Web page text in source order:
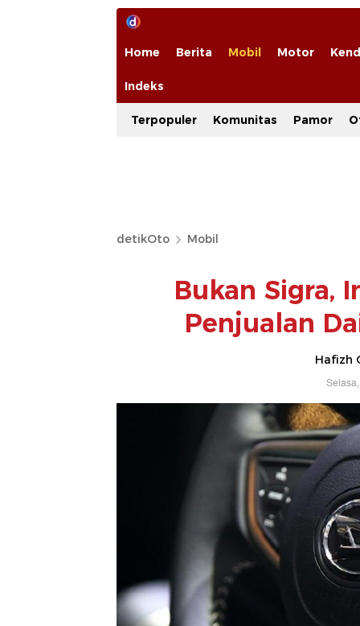
Home Berita Mobil Motor
Indeks
Terpopuler Komunitas Pamor
detikOto Mobil
Bukan Sigra,
Penjualan
Hafizh